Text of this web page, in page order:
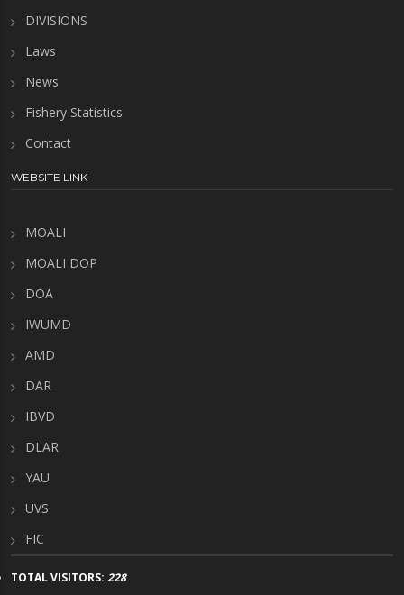
DIVISIONS
Laws
News
Fishery Statistics
Contact
WEBSITE LINK
MOALI
MOALI DOP
DOA
IWUMD
AMD
DAR
IBVD
DLAR
YAU
UVS
FIC
TOTAL VISITORS: 228